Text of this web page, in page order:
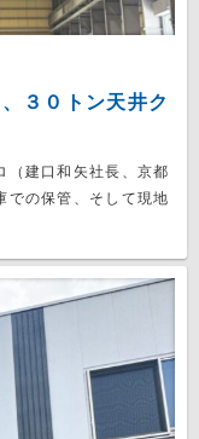
３０トン天井ク
（建口和矢社長、京都
での保管、そして現地